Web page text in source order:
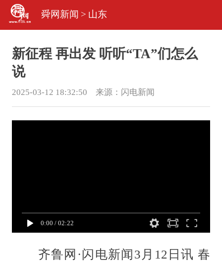
舜网新闻 > 山东
新征程 再出发 听听“TA”们怎么
说
2025-03-12 18:32:50 来源： 闪电新闻
0:00 / 02:22
齐鲁网·闪电新闻3月12日讯 春